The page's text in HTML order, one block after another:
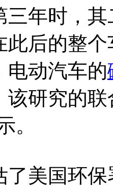
三年时，
此后的整
电动汽车的
该研究的
。
了美国环